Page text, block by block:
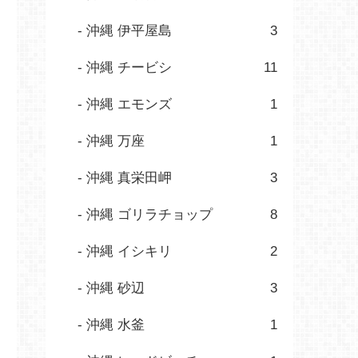
沖縄 伊平屋島 3
沖縄 チービシ 11
沖縄 エモンズ 1
沖縄 万座 1
沖縄 真栄田岬 3
沖縄 ゴリラチョップ 8
沖縄 イシキリ 2
沖縄 砂辺 3
沖縄 水釜 1